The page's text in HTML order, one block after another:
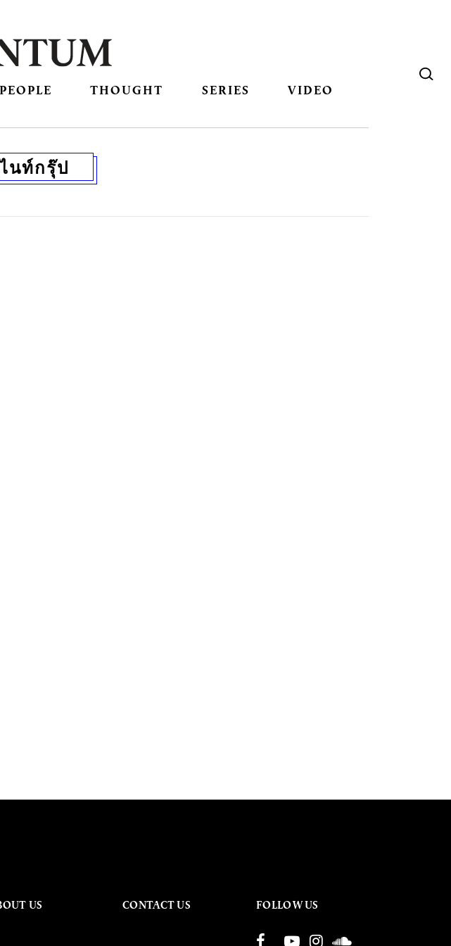
PEOPLE THOUGHT SERIES VIDEO
นท์กรุ๊ป
US CONTACT US FOLLOW US